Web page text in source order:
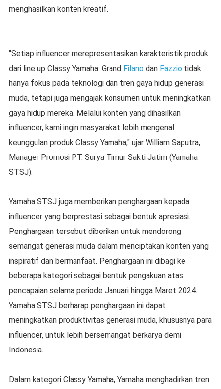
menghasilkan konten kreatif.
"Setiap influencer merepresentasikan karakteristik produk
dari line up Classy Yamaha. Grand Filano dan Fazzio tidak
hanya fokus pada teknologi dan tren gaya hidup generasi
muda, tetapi juga mengajak konsumen untuk meningkatkan
gaya hidup mereka. Melalui konten yang dihasilkan
influencer, kami ingin masyarakat lebih mengenal
keunggulan produk Classy Yamaha," ujar William Saputra,
Manager Promosi PT. Surya Timur Sakti Jatim (Yamaha
STSJ).
Yamaha STSJ juga memberikan penghargaan kepada
influencer yang berprestasi sebagai bentuk apresiasi.
Penghargaan tersebut diberikan untuk mendorong
semangat generasi muda dalam menciptakan konten yang
inspiratif dan bermanfaat. Penghargaan ini dibagi ke
beberapa kategori sebagai bentuk pengakuan atas
pencapaian selama periode Januari hingga Maret 2024.
Yamaha STSJ berharap penghargaan ini dapat
meningkatkan produktivitas generasi muda, khususnya para
influencer, untuk lebih bersemangat berkarya demi
Indonesia.
Dalam kategori Classy Yamaha, Yamaha menghadirkan tren